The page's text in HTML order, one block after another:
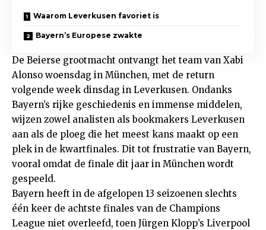
Waarom Leverkusen favoriet is
Bayern’s Europese zwakte
De Beierse grootmacht ontvangt het team van Xabi
Alonso woensdag in München, met de return
volgende week dinsdag in Leverkusen. Ondanks
Bayern’s rijke geschiedenis en immense middelen,
wijzen zowel analisten als bookmakers Leverkusen
aan als de ploeg die het meest kans maakt op een
plek in de kwartfinales. Dit tot frustratie van Bayern,
vooral omdat de finale dit jaar in München wordt
gespeeld.
Bayern heeft in de afgelopen 13 seizoenen slechts
één keer de achtste finales van de Champions
League niet overleefd, toen Jürgen Klopp’s Liverpool